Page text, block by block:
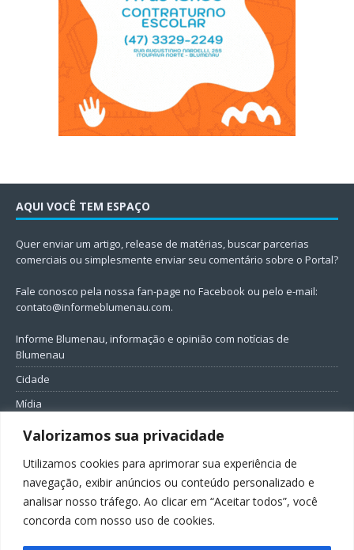
Valorizamos sua privacidade
Utilizamos cookies para aprimorar sua experiência de
navegação, exibir anúncios ou conteúdo personalizado e
analisar nosso tráfego. Ao clicar em “Aceitar todos”, você
concorda com nosso uso de cookies.
AQUI VOCÊ TEM ESPAÇO
Quer enviar um artigo, release de matérias, buscar parcerias
comerciais ou simplesmente enviar seu comentário sobre o Portal?
Fale conosco pela nossa fan-page no Facebook ou pelo e-mail:
contato@informeblumenau.com.
Informe Blumenau, informação e opinião com notícias de
Blumenau
Cidade
Mídia
Entretenimento
Política